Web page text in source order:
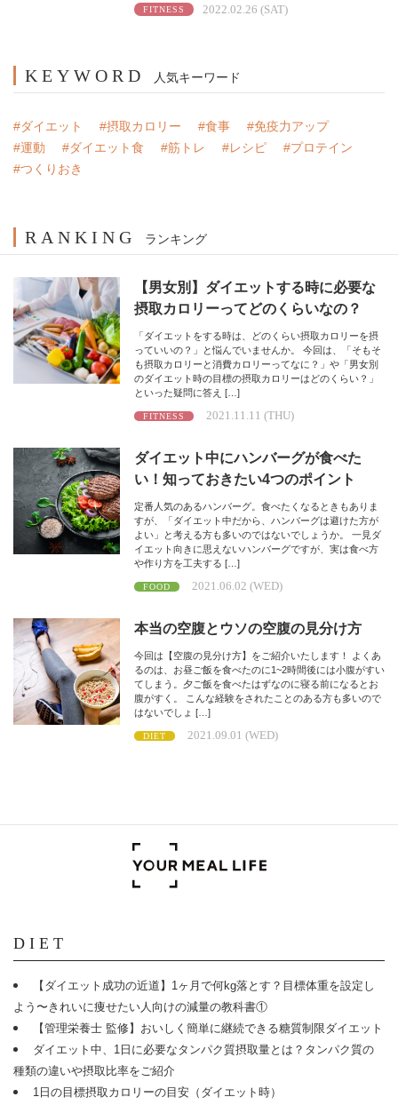
FITNESS 2022.02.26 (SAT)
KEYWORD 人気キーワード
#ダイエット #摂取カロリー #食事
#免疫力アップ
#運動
#ダイエット食 #筋トレ #レシピ
#プロテイン
#つくりおき
RANKING ランキング
【男女別】ダイエットする時に必要な
摂取カロリーってどのくらいなの？
「ダイエットをする時は、どのくらい摂取カロリーを摂
っていいの？」と悩んでいませんか。 今回は、「そもそ
も摂取カロリーと消費カロリーってなに？」や「男女別
のダイエット時の目標の摂取カロリーはどのくらい？」
といった疑問に答え […]
FITNESS 2021.11.11 (THU)
ダイエット中にハンバーグが食べた
い！知っておきたい4つのポイント
定番人気のあるハンバーグ。食べたくなるときもありま
すが、「ダイエット中だから、ハンバーグは避けた方が
よい」と考える方も多いのではないでしょうか。 一見ダ
イエット向きに思えないハンバーグですが、実は食べ方
や作り方を工夫する […]
FOOD 2021.06.02 (WED)
本当の空腹とウソの空腹の見分け方
今回は【空腹の見分け方】をご紹介いたします！ よくあ
るのは、お昼ご飯を食べたのに1~2時間後には小腹がすい
てしまう。夕ご飯を食べたはずなのに寝る前になるとお
腹がすく。 こんな経験をされたことのある方も多いので
はないでしょ […]
DIET 2021.09.01 (WED)
DIET
【ダイエット成功の近道】1ヶ月で何kg落とす？目標体重を設定し
よう〜きれいに痩せたい人向けの減量の教科書①
【管理栄養士 監修】おいしく簡単に継続できる糖質制限ダイエット
ダイエット中、1日に必要なタンパク質摂取量とは？タンパク質の
種類の違いや摂取比率をご紹介
1日の目標摂取カロリーの目安（ダイエット時）